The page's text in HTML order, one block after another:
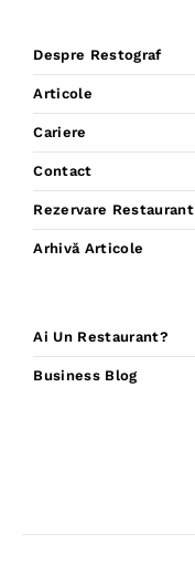
Despre Restograf
Articole
Cariere
Contact
Rezervare Restaurant
Arhivă Articole
Ai Un Restaurant?
Business Blog